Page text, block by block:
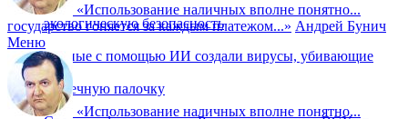
экологическую безопасность
Ученые с помощью ИИ создали вирусы, убивающие
кишечную палочку
«Использование наличных вполне понятно...
государство гоняется за каждым платежом...» Андрей Бунич
Меню
«Использование наличных вполне понятно...